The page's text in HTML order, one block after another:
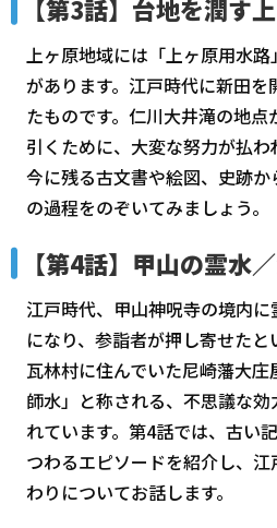
【第3話】台地を潤す
上ヶ原地域には「上ヶ原用水
があります。江戸時代に新田
たものです。仁川大井滝の地点
引くために、大変な努力が払わ
今に残る古文書や絵図、史跡
の過程をのぞいてみましょう。
【第4話】甲山の霊水
江戸時代、甲山神呪寺の境内
になり、参詣者が押し寄せた
瓦林村に住んでいた尼崎藩大
師水」と称される、不思議な
れています。第4話では、古い
つわるエピソードを紹介し、
わりについてお話します。